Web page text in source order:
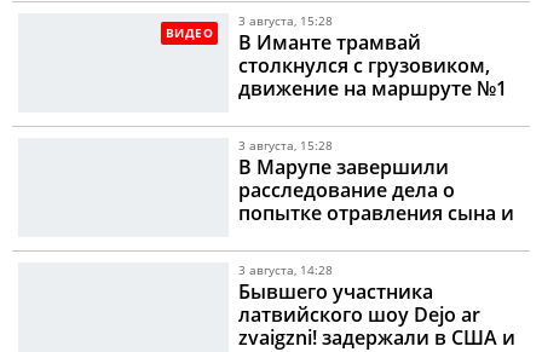
ВИДЕО
3 августа, 15:28
В Иманте трамвай
столкнулся с грузовиком,
движение на маршруте №1
3 августа, 15:28
В Марупе завершили
расследование дела о
попытке отравления сына и
3 августа, 14:28
Бывшего участника
латвийского шоу Dejo ar
zvaigzni! задержали в США и